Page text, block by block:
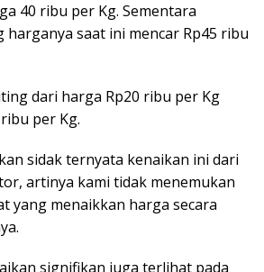
40 ribu per Kg. Sementara
harganya saat ini mencar Rp45 ribu
dari harga Rp20 ribu per Kg
per Kg.
sidak ternyata kenaikan ini dari
artinya kami tidak menemukan
yang menaikkan harga secara
signifikan juga terlihat pada